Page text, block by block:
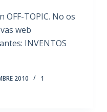
OFF-TOPIC. No os
web
INVENTOS
2010
1